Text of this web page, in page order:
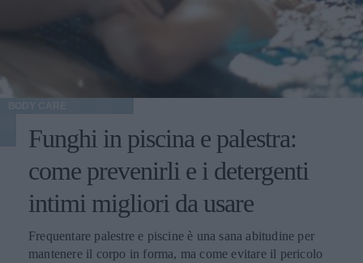
Funghi in piscina e palestra:
come prevenirli e i detergenti
intimi migliori da usare
Frequentare palestre e piscine è una sana abitudine per
mantenere il corpo in forma, ma come evitare il pericolo